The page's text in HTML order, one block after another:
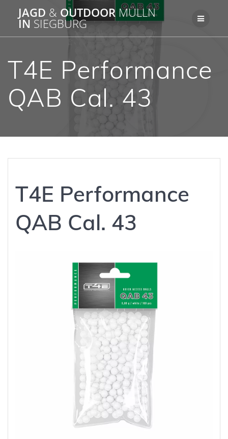
Inhalt
springen
JAGD & OUTDOORMÜLLN
IN SIEGBURG
T4E Performance
QAB Cal. 43
T4E Performance
QAB Cal. 43